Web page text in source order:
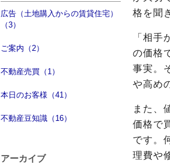
広告（土地購入からの賃貸住宅）
（3）
ご案内（2）
不動産売買（1）
本日のお客様（41）
不動産豆知識（16）
アーカイブ
格を聞
「相
の価格
事実。
や高め
また、
価格で
です。
理費や